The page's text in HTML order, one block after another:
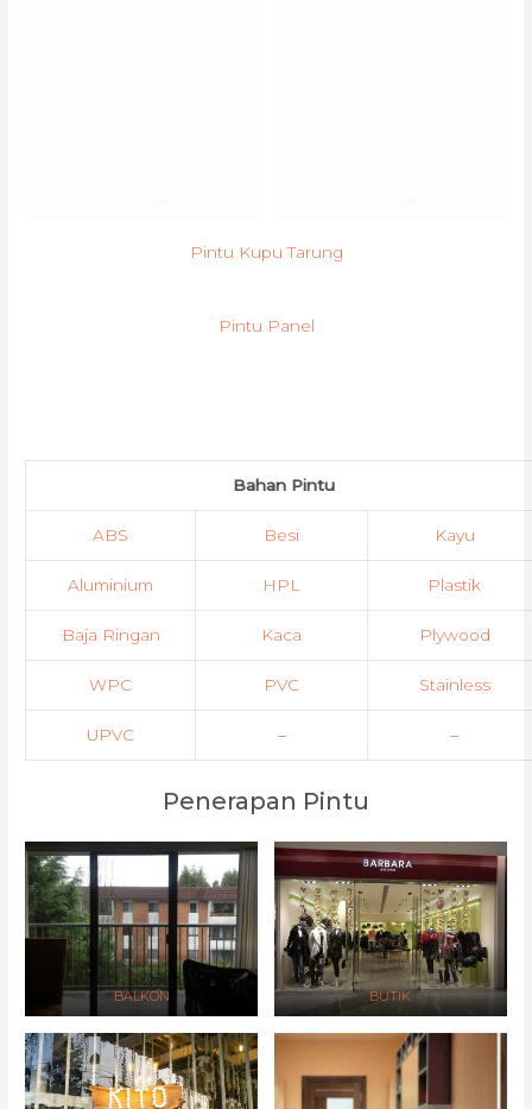
Pintu Kupu Tarung
Pintu Panel
Bahan Pintu
ABS Besi Kayu
Aluminium HPL Plastik
Baja Ringan Kaca Plywood
WPC PVC Stainless
UPVC – –
Penerapan Pintu
BALKON BUTIK